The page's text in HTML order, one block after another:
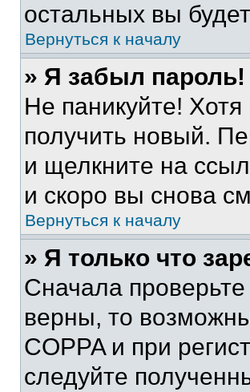
остальных вы
Вернуться к началу
» Я забыл пароль!
Не паникуйте!
получить новый.
и щелкните на
и скоро вы снова
Вернуться к началу
» Я только что
Сначала
верны, то
COPPA и при
следуйте